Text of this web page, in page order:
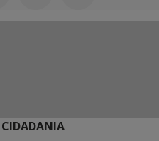
CIDADANIA